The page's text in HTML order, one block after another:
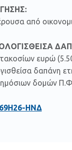
από
ευρώ
δαπάνη
δομών
ΗΝΔ